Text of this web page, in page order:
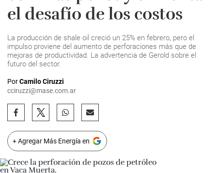
el desafío de los costos
La producción de shale oil creció un 25% en febrero, pero el
impulso proviene del aumento de perforaciones más que de
mejoras de productividad. La advertencia de Gerold sobre el
futuro del sector.
PorCamilo Ciruzzi
cciruzzi@mase.com.ar
+ Agregar Más Energía en